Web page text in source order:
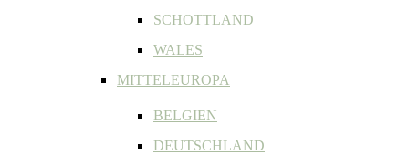
SCHOTTLAND
WALES
MITTELEUROPA
BELGIEN
DEUTSCHLAND